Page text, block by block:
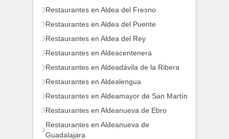
Restaurantes en Aldea del Fresno
Restaurantes en Aldea del Puente
Restaurantes en Aldea del Rey
Restaurantes en Aldeacentenera
Restaurantes en Aldeadávila de la Ribera
Restaurantes en Aldealengua
Restaurantes en Aldeamayor de San Martín
Restaurantes en Aldeanueva de Ebro
Restaurantes en Aldeanueva de
Guadalajara